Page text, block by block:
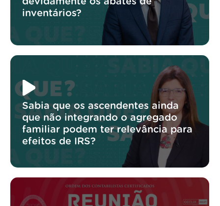
inventários?
Sabia que os ascendentes ainda
que não integrando o agregado
familiar podem ter relevância para
efeitos de IRS?